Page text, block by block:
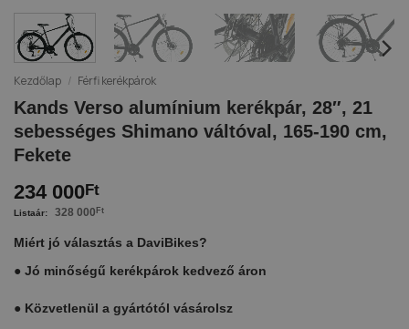
Kezdőlap / Férfi kerékpárok
Kands Verso alumínium kerékpár, 28″, 21
sebességes Shimano váltóval, 165-190 cm,
Fekete
234 000Ft
328 000 Ft
Miért jó választás a DaviBikes?
● Jó minőségű kerékpárok kedvező áron
● Közvetlenül a gyártótól vásárolsz